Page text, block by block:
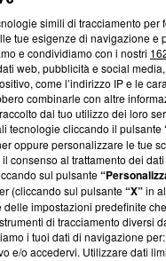
informazioni trasparenti su
editoriali e su come ci
Inoltre, afferma la nostra
with Integrity’Blasting
ma ha
ha ancora effettuato
simili di tracciamento per
tue esigenze di navigazione e
e condividiamo con i nostri
web, pubblicità e social
come l’indirizzo IP e le
combinarle con altre
dal tuo utilizzo dei loro
tecnologie cliccando il pulsante
oppure personalizzare le tue
consenso al trattamento dei
sul pulsante
(cliccando sul pulsante“X”in
impostazioni predefinite
di tracciamento diversi
i tuoi dati di navigazione
e/o accedervi. Utilizzare dati